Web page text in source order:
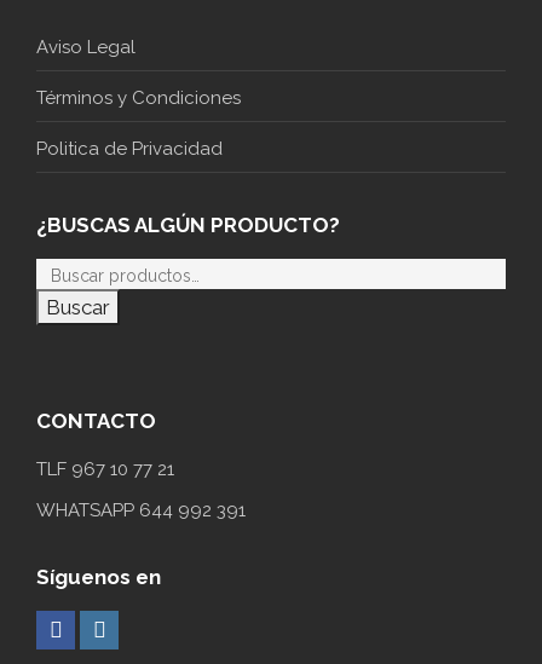
Aviso Legal
Términos y Condiciones
Politica de Privacidad
¿BUSCAS ALGÚN PRODUCTO?
Buscar
CONTACTO
TLF 967 10 77 21
WHATSAPP 644 992 391
Síguenos en